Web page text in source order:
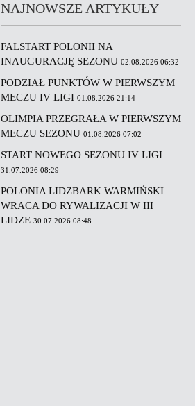
NAJNOWSZE ARTYKUŁY
FALSTART POLONII NA
INAUGURACJĘ SEZONU 02.08.2026 06:32
PODZIAŁ PUNKTÓW W PIERWSZYM
MECZU IV LIGI 01.08.2026 21:14
OLIMPIA PRZEGRAŁA W PIERWSZYM
MECZU SEZONU 01.08.2026 07:02
START NOWEGO SEZONU IV LIGI
31.07.2026 08:29
POLONIA LIDZBARK WARMIŃSKI
WRACA DO RYWALIZACJI W III
LIDZE 30.07.2026 08:48